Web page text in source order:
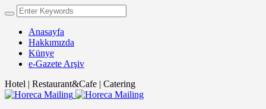
Anasayfa
Hakkımızda
Künye
e-Gazete Arşiv
Hotel | Restaurant&Cafe | Catering